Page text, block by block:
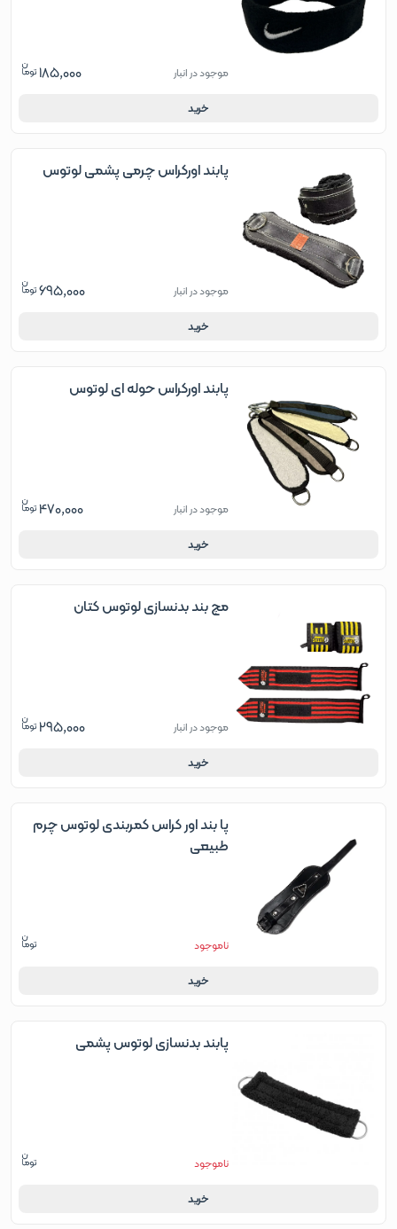
موجود در انبار 185,000
خرید
پابند اورکراس چرمی پشمی لوتوس
موجود در انبار 695,000
خرید
پابند اورکراس حوله ای لوتوس
موجود در انبار 470,000
خرید
مچ بند بدنسازی لوتوس کتان
موجود در انبار 295,000
خرید
پا بند اور کراس کمربندی لوتوس چرم
طبیعی
ناموجود
خرید
پابند بدنسازی لوتوس پشمی
ناموجود
خرید